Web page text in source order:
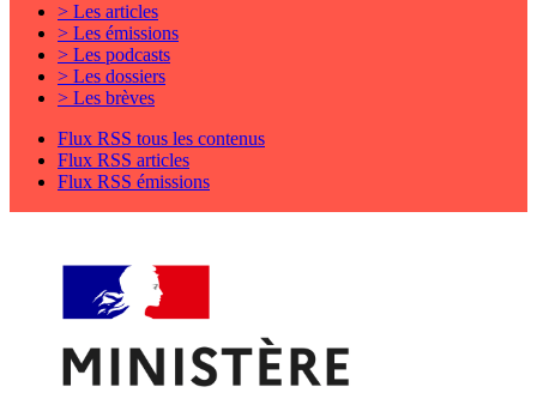
> Les articles
> Les émissions
> Les podcasts
> Les dossiers
> Les brèves
Flux RSS tous les contenus
Flux RSS articles
Flux RSS émissions